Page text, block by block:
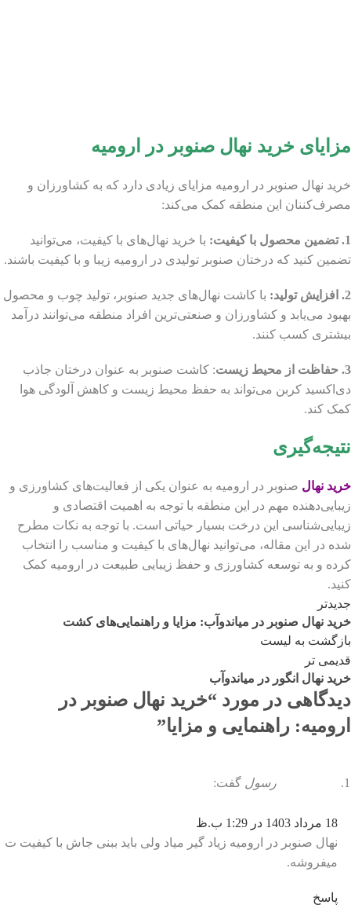
مزایای خرید نهال صنوبر در ارومیه
خرید نهال صنوبر در ارومیه مزایای زیادی دارد که به کشاورزان و
مصرف‌کننان این منطقه کمک می‌کند:
1. تضمین محصول با کیفیت:
با خرید نهال‌های با کیفیت، می‌توانید
تضمین کنید که درختان صنوبر تولیدی در ارومیه زیبا و با کیفیت باشند.
2. افزایش تولید:
با کاشت نهال‌های جدید صنوبر، تولید چوب و محصول
بهبود می‌یابد و کشاورزان و صنعتی‌ترین افراد منطقه می‌توانند درآمد
بیشتری کسب کنند.
3. حفاظت از محیط زیست
: کاشت صنوبر به عنوان درختان جاذب
دی‌اکسید کربن می‌تواند به حفظ محیط زیست و کاهش آلودگی هوا
کمک کند.
نتیجه‌گیری
خرید نهال صنوبر در ارومیه به عنوان یکی از فعالیت‌های کشاورزی و
زیبایی‌دهنده مهم در این منطقه با توجه به اهمیت اقتصادی و
زیبایی‌شناسی این درخت بسیار حیاتی است. با توجه به نکات مطرح
شده در این مقاله، می‌توانید نهال‌های با کیفیت و مناسب را انتخاب
کرده و به توسعه کشاورزی و حفظ زیبایی طبیعت در ارومیه کمک
کنید.
جدیدتر
خرید نهال صنوبر در میاندوآب: مزایا و راهنمایی‌های کشت
بازگشت به لیست
قدیمی تر
خرید نهال انگور در میاندوآب
دیدگاهی در مورد “خرید نهال صنوبر در
ارومیه: راهنمایی و مزایا”
رسول گفت:
18 مرداد 1403 در 1:29 ب.ظ
نهال صنوبر در ارومیه زیاد گیر میاد ولی باید ببنی جاش با کیفیت ت
میفروشه.
پاسخ